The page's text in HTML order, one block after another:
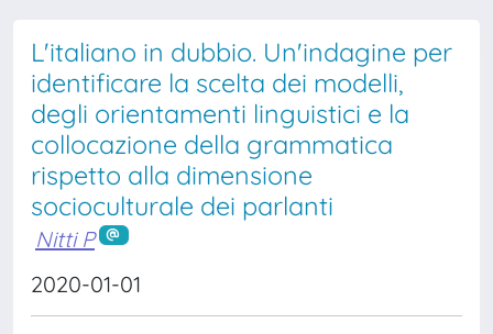
L'italiano in dubbio. Un'indagine per
identificare la scelta dei modelli,
degli orientamenti linguistici e la
collocazione della grammatica
rispetto alla dimensione
socioculturale dei parlanti
Nitti P
2020-01-01